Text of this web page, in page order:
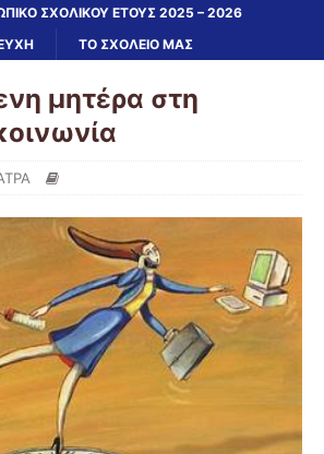
ΣΧΟΛΙΚΟΥ ΕΤΟΥΣ 2025 – 2026
ΤΟ ΣΧΟΛΕΙΟ ΜΑΣ
μητέρα στη